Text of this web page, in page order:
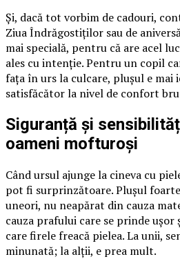
Și, dacă tot vorbim de cadouri,
Ziua Îndrăgostiților sau de
mai specială, pentru că are acel
ales cu intenție. Pentru un copil
fața în urs la culcare, plușul e mai
satisfăcător la nivel de confort
Siguranță și
oameni mofturoși
Când ursul ajunge la cineva cu
pot fi surprinzătoare. Plușul
uneori, nu neapărat din cauza
cauza prafului care se prinde
care firele freacă pielea. La unii,
minunată; la alții, e prea mult.